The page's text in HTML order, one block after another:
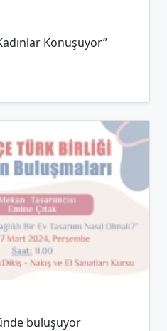
Konuşuyor”
buluşuyor